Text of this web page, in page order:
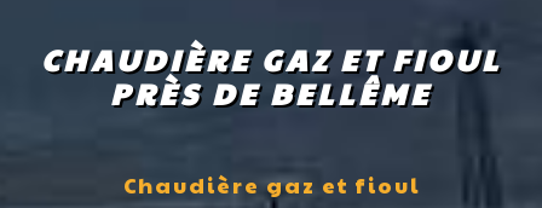
CHAUDIÈRE GAZ ET FIOUL
PRÈS DE BELLÊME
Chaudière gaz et fioul